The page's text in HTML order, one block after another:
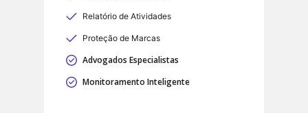
Relatório de Atividades
Proteção de Marcas
Advogados Especialistas
Monitoramento Inteligente